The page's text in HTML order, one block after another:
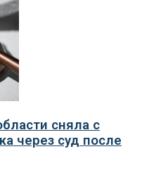
сняла с
через суд после